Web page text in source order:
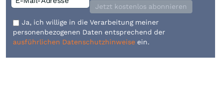
Jetzt kostenlos abonnieren
Ja, ich willige in die Verarbeitung meiner
personenbezogenen Daten entsprechend der
ausführlichen Datenschutzhinweise ein.